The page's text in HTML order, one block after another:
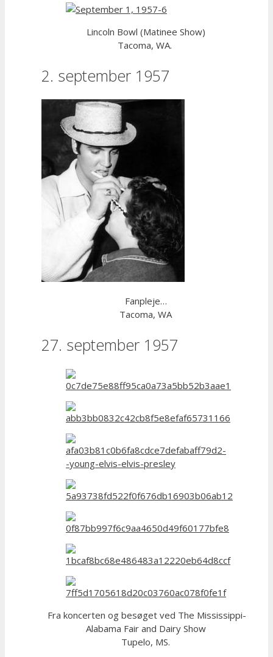
Lincoln Bowl (Matinee Show)
Tacoma, WA.
2. september 1957
Fanpleje…
Tacoma, WA
27. september 1957
Fra koncerten og besøget ved The Mississippi-
Alabama Fair and Dairy Show
Tupelo, MS.